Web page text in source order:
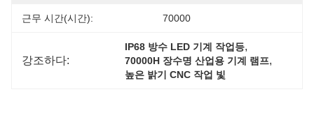
근무 시간(시간): 70000
강조하다:
IP68 방수 LED 기계 작업등,
70000H 장수명 산업용 기계 램프,
높은 밝기 CNC 작업 빛